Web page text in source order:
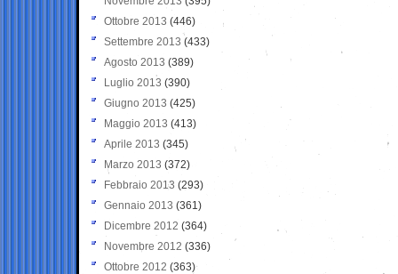
Ottobre 2013 (446)
Settembre 2013 (433)
Agosto 2013 (389)
Luglio 2013 (390)
Giugno 2013 (425)
Maggio 2013 (413)
Aprile 2013 (345)
Marzo 2013 (372)
Febbraio 2013 (293)
Gennaio 2013 (361)
Dicembre 2012 (364)
Novembre 2012 (336)
Ottobre 2012 (363)